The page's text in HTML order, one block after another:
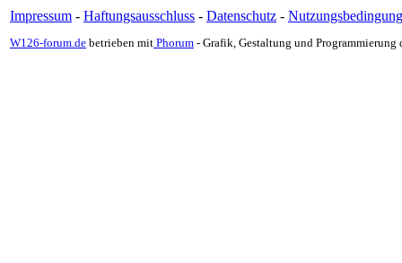
Impressum - Haftungsausschluss - Datenschutz -
W126-forum.de betrieben mit Phorum - Grafik, Gestaltung und Programmierung